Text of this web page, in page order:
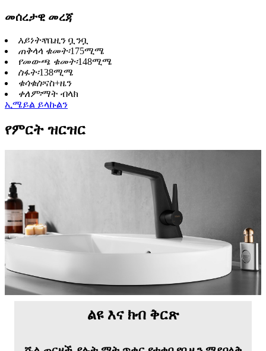
መሰረታዊ መረጃ
አይነት፡የቤዚን ቧንቧ
ጠቅላላ ቁመት፡175ሚሜ
የመውጫ ቁመት፡148ሚሜ
ስፋት፡138ሚሜ
ቁሳቁስ፡ናስ+ዜን
ቀለም፡ማት ብላክ
ኢሜይል ይላኩልን
የምርት ዝርዝር
ልዩ እና ክብ ቅርጽ